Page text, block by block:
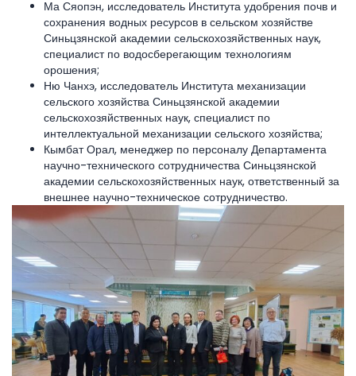
Ма Сяопэн, исследователь Института удобрения почв и
сохранения водных ресурсов в сельском хозяйстве
Синьцзянской академии сельскохозяйственных наук,
специалист по водосберегающим технологиям
орошения;
Ню Чанхэ, исследователь Института механизации
сельского хозяйства Синьцзянской академии
сельскохозяйственных наук, специалист по
интеллектуальной механизации сельского хозяйства;
Кымбат Орал, менеджер по персоналу Департамента
научно-технического сотрудничества Синьцзянской
академии сельскохозяйственных наук, ответственный за
внешнее научно-техническое сотрудничество.